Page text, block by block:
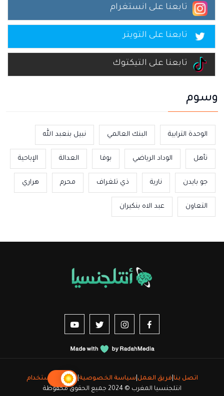
تابعنا على انستغرام
تابعنا على التويتر
تابعنا على التيكتوك
وسوم
الوحدة الترابية البنك العالمي نبيل بنعبد الله
تأهل الوداد الرياضي بوفا العدالة الإباحية
جو بايدن نارية ذي تلغراف محرم هراري
التعاون عبد الاه بنكيران
Suivez-nous sur Facebook
nous sur Instagram
nous sur Twitter
اتصل بنا فريق العمل سياسة الخصوصية |شروط الاستخدام
انتلجنسيا المغرب © 2024 جميع الحقوق محفوظة